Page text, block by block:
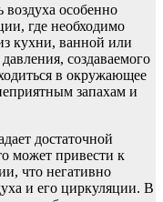
воздуха особенно
где необходимо
кухни, ванной или
создаваемого
в окружающее
запахам и
достаточной
может привести к
что негативно
и его циркуляции. В